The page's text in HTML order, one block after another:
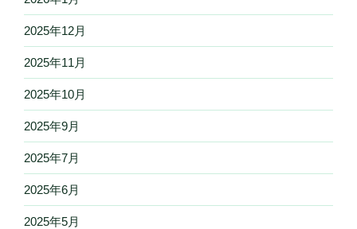
2025年12月
2025年11月
2025年10月
2025年9月
2025年7月
2025年6月
2025年5月